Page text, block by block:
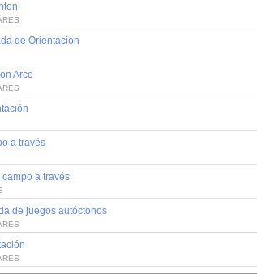
de Orientación
Arco
a través
a través
de juegos autóctonos